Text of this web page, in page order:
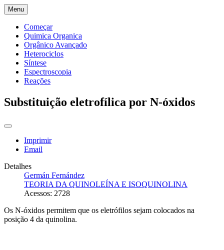
Menu
Começar
Quimica Organica
Orgânico Avançado
Heterociclos
Síntese
Espectroscopia
Reações
Substituição eletrofílica por N-óxidos
Imprimir
Email
Detalhes
Germán Fernández
TEORIA DA QUINOLEÍNA E ISOQUINOLINA
Acessos: 2728
Os N-óxidos permitem que os eletrófilos sejam colocados na
posição 4 da quinolina.